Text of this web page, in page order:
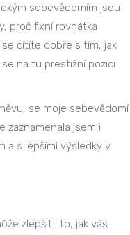
sebevědomím jsou
proč fixní rovnátka
cítíte dobře s tím, jak
na tu prestižní pozici
se moje sebevědomí
zaznamenala jsem i
a s lepšími výsledky v
zlepšit i to, jak vás